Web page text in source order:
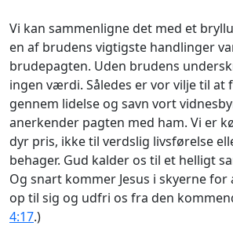
Vi kan sammenligne det med et
en af brudens vigtigste handlinger
brudepagten. Uden brudens
ingen værdi. Således er vor vilje til at
gennem lidelse og savn vort
anerkender pagten med ham. Vi er
dyr pris, ikke til verdslig livsførelse
behager. Gud kalder os til et helligt
Og snart kommer Jesus i skyerne
op til sig og udfri os fra den
4:17.)